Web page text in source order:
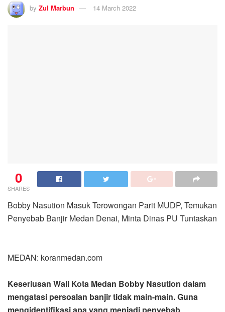
by Zul Marbun 14 March 2022
0
SHARES
Bobby Nasution Masuk Terowongan Parit MUDP, Temukan
Penyebab Banjir Medan Denai, Minta Dinas PU Tuntaskan
MEDAN: koranmedan.com
Keseriusan Wali Kota Medan Bobby Nasution dalam
mengatasi persoalan banjir tidak main-main. Guna